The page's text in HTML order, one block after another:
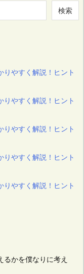
検索
りやすく解説！ヒント
りやすく解説！ヒント
りやすく解説！ヒント
りやすく解説！ヒント
りやすく解説！ヒント
かを僕なりに考え